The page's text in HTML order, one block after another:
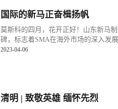
国际的新马正奋楫扬帆
莫斯科的四月，花开正好！山东新马
碑，标志着SMA在海外市场的深入发
2023-04-06
清明 | 致敬英雄 缅怀先烈